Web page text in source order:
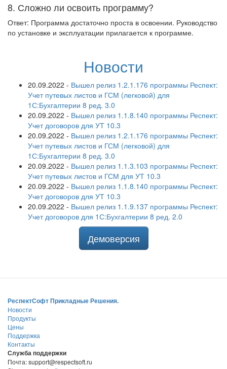
8. Сложно ли освоить программу?
Ответ: Программа достаточно проста в освоении. Руководство
по установке и эксплуатации прилагается к программе.
Новости
20.09.2022 - Вышел релиз 1.2.1.176 программы Респект:
Учет путевых листов и ГСМ (легковой) для
1С:Бухгалтерии 8 ред. 3.0
20.09.2022 - Вышел релиз 1.1.8.140 программы Респект:
Учет договоров для УТ 10.3
20.09.2022 - Вышел релиз 1.2.1.176 программы Респект:
Учет путевых листов и ГСМ (легковой) для
1С:Бухгалтерии 8 ред. 3.0
20.09.2022 - Вышел релиз 1.1.3.103 программы Респект:
Учет путевых листов и ГСМ для УТ 10.3
20.09.2022 - Вышел релиз 1.1.8.140 программы Респект:
Учет договоров для УТ 10.3
20.09.2022 - Вышел релиз 1.1.9.137 программы Респект:
Учет договоров для 1С:Бухгалтерии 8 ред. 2.0
Демоверсия
РеспектСофт Прикладные Решения.
Новости
Продукты
Цены
Поддержка
Контакты
Служба поддержки
Почта: support@respectsoft.ru